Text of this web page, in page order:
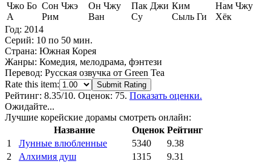
Чжо Бо
А
Сон Чжэ
Рим
Он Чжу
Ван
Пак Джи
Су
Ким
Сыль Ги
Нам Чжу
Хёк
Год: 2014
Серий: 10 по 50 мин.
Страна: Южная Корея
Жанры: Комедия, мелодрама, фэнтези
Перевод: Русская озвучка от Green Tea
Rate this item:
Submit Rating
Рейтинг: 8.35/10. Оценок: 75. Показать оценки.
Ожидайте...
Лучшие корейские дорамы смотреть онлайн:
Название
Оценок Рейтинг
1
Лунные влюбленные 5340
9.38
2
Алхимия душ 1315 9.31